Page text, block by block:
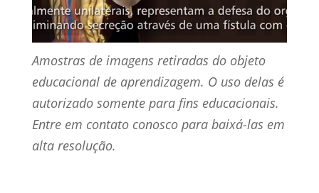
Amostras de imagens retiradas do objeto
educacional de aprendizagem. O uso delas é
autorizado somente para fins educacionais.
Entre em contato conosco para baixá-las em
alta resolução.